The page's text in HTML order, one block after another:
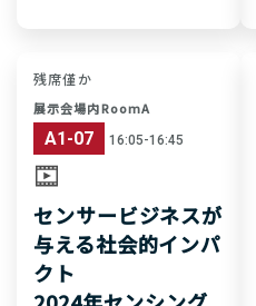
残席僅か
展示会場内RoomA
A1-07 16:05-16:45
センサービジネスが
与える社会的インパ
クト